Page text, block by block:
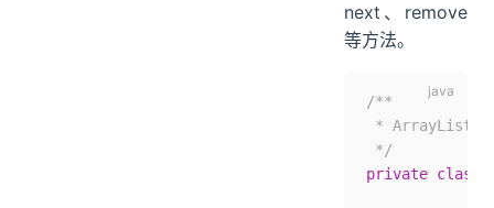
next、remove
等方法。
/**
* ArrayList 迭
*/
private class